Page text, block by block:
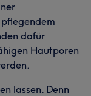
dafür
Hautporen
lassen. Denn